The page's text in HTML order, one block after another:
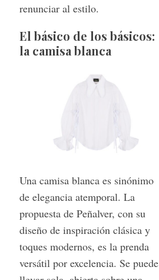
renunciar al estilo.
El básico de los básicos:
la camisa blanca
Una camisa blanca es sinónimo
de elegancia atemporal. La
propuesta de Peñalver, con su
diseño de inspiración clásica y
toques modernos, es la prenda
versátil por excelencia. Se puede
S
e
a